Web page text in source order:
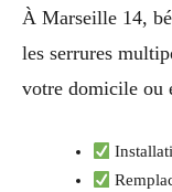
À Marseille 14,
les serrures
votre domicile ou